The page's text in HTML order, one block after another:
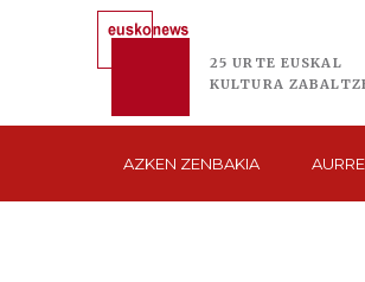
25 URTE EUSKAL
KULTURA
AZKEN ZENBAKIA